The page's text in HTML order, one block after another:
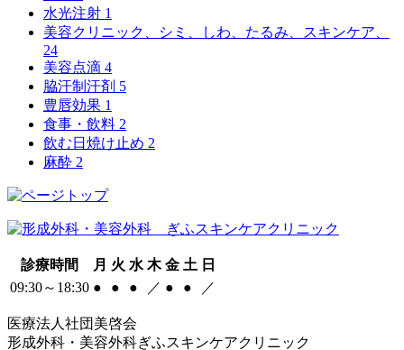
水光注射 1
美容クリニック、シミ、しわ、たるみ、スキンケア、
24
美容点滴 4
脇汗制汗剤 5
豊唇効果 1
食事・飲料 2
飲む日焼け止め 2
麻酔 2
診療時間 月 火 水 木 金 土 日
09:30～18:30 ● ● ● ／ ● ● ／
医療法人社団美啓会
形成外科・美容外科ぎふスキンケアクリニック